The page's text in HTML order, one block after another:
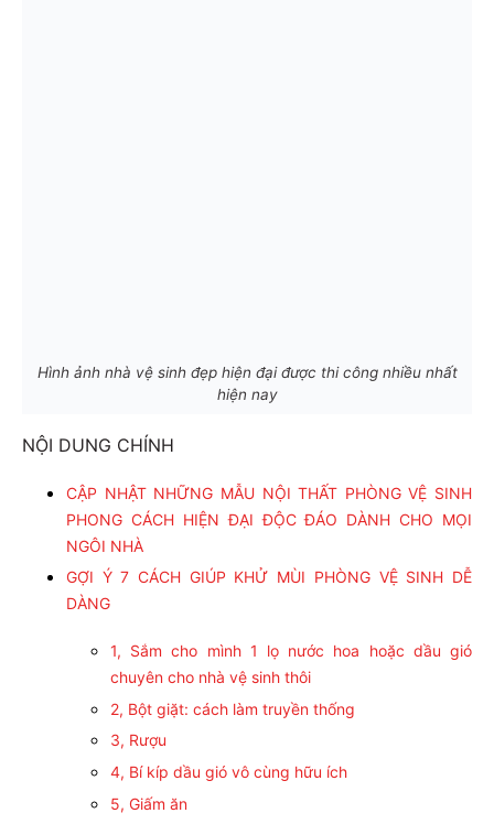
Hình ảnh nhà vệ sinh đẹp hiện đại được thi công nhiều nhất
hiện nay
NỘI DUNG CHÍNH
CẬP NHẬT NHỮNG MẪU NỘI THẤT PHÒNG VỆ SINH
PHONG CÁCH HIỆN ĐẠI ĐỘC ĐÁO DÀNH CHO MỌI
NGÔI NHÀ
GỢI Ý 7 CÁCH GIÚP KHỬ MÙI PHÒNG VỆ SINH DỄ
DÀNG
1, Sắm cho mình 1 lọ nước hoa hoặc dầu gió
chuyên cho nhà vệ sinh thôi
2, Bột giặt: cách làm truyền thống
3, Rượu
4, Bí kíp dầu gió vô cùng hữu ích
5, Giấm ăn